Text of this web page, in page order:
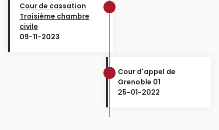
Cour de cassation
Troisième chambre
civile
09-11-2023
Cour d'appel de
Grenoble 01
25-01-2022